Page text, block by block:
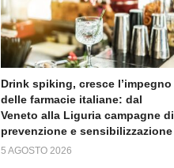
Drink spiking, cresce l’impegno
delle farmacie italiane: dal
Veneto alla Liguria campagne di
prevenzione e sensibilizzazione
5 AGOSTO 2026